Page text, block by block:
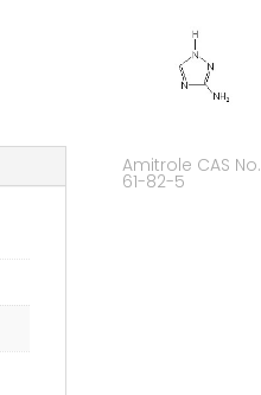
Amitrole CAS No.
61-82-5